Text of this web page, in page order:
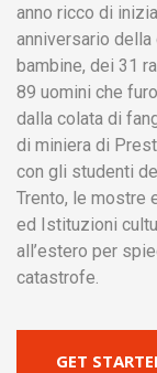
anno ricco di
anniversario
bambine, dei 31
89 uomini che
dalla colata di
di miniera di
con gli studenti
Trento, le mostre
ed Istituzioni
all’estero per
catastrofe.
GET